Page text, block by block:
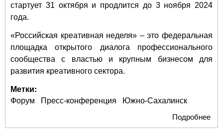
стартует 31 октября и продлится до 3 ноября 2024
года.
«Российская креативная неделя» – это федеральная
площадка открытого диалога профессионального
сообщества с властью и крупным бизнесом для
развития креативного сектора.
Метки:
Форум Пресс-конференция
Южно-Сахалинск
Подробнее